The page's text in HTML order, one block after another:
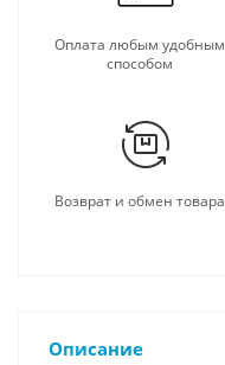
Оплата любым удобным
способом
Возврат и обмен товара
Описание